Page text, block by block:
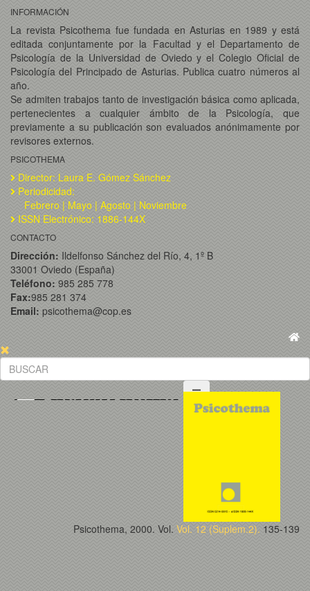
INFORMACIÓN
La revista Psicothema fue fundada en Asturias en 1989 y está
editada conjuntamente por la Facultad y el Departamento de
Psicología de la Universidad de Oviedo y el Colegio Oficial de
Psicología del Principado de Asturias. Publica cuatro números al
año.
Se admiten trabajos tanto de investigación básica como aplicada,
pertenecientes a cualquier ámbito de la Psicología, que
previamente a su publicación son evaluados anónimamente por
revisores externos.
PSICOTHEMA
Director: Laura E. Gómez Sánchez
Periodicidad:
Febrero | Mayo | Agosto | Noviembre
ISSN Electrónico: 1886-144X
CONTACTO
Dirección: Ildelfonso Sánchez del Río, 4, 1º B
33001 Oviedo (España)
Teléfono: 985 285 778
Fax:985 281 374
Email: psicothema@cop.es
Psicothema, 2000. Vol. Vol. 12 (Suplem.2). 135-139